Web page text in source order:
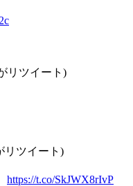
リツイート)
リツイート)
https://t.co/SkJWX8rIvP